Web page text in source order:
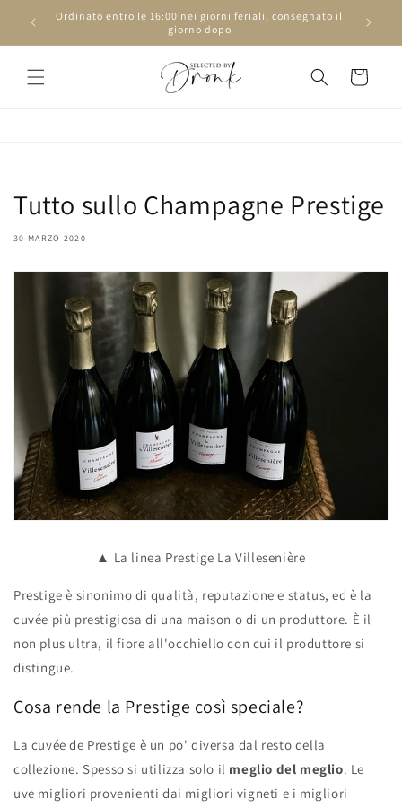
direttamente
Ordinato entro le 16:00 nei giorni feriali, consegnato il
giorno dopo
Carrello
Tutto sullo Champagne Prestige
30 MARZO 2020
▲ La linea Prestige La Villesenière
Prestige è sinonimo di qualità, reputazione e status, ed è la
cuvée più prestigiosa di una maison o di un produttore. È il
non plus ultra, il fiore all'occhiello con cui il produttore si
distingue.
Cosa rende la Prestige così speciale?
La cuvée de Prestige è un po' diversa dal resto della
collezione. Spesso si utilizza solo il meglio del meglio. Le
uve migliori provenienti dai migliori vigneti e i migliori